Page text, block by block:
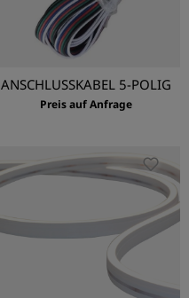
ANSCHLUSSKABEL 5-POLIG
Preis auf Anfrage